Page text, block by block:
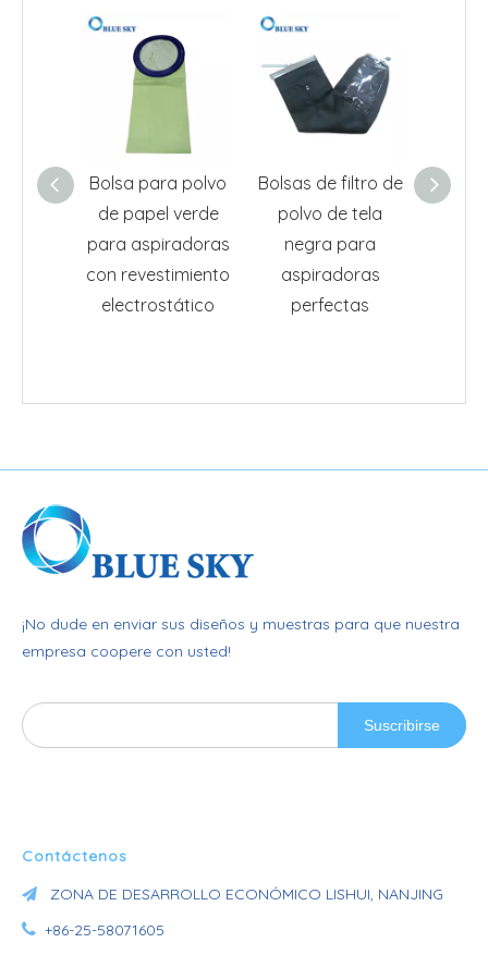
Bolsa para polvo
de papel verde
para aspiradoras
con revestimiento
electrostático
Bolsas de filtro de
polvo de tela
negra para
aspiradoras
perfectas
¡No dude en enviar sus diseños y muestras para que nuestra
empresa coopere con usted!
Suscribirse
Contáctenos
 ZONA DE DESARROLLO ECONÓMICO LISHUI, NANJING
 +86-25-58071605